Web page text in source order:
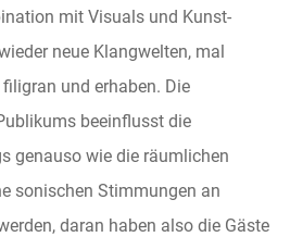
mit Visuals und Kunst-
neue Klangwelten, mal
und erhaben. Die
beeinflusst die
genauso wie die räumlichen
sonischen Stimmungen an
daran haben also die Gäste